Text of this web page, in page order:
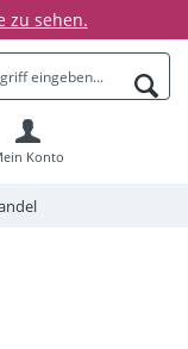
zu sehen.
Konto